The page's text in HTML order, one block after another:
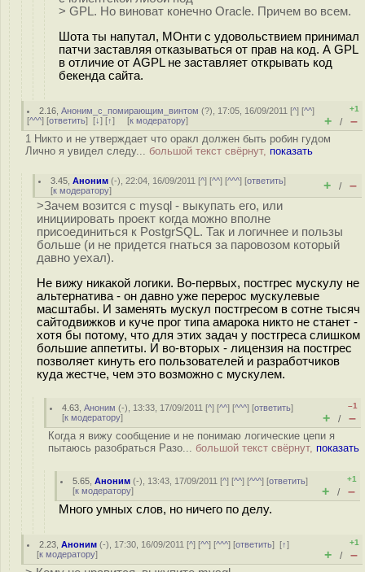
> GPL. Но виноват конечно Oracle. Причем во всем.
Шота ты напутал, МОнти с удовольствием принимал
патчи заставляя отказываться от прав на код. А GPL
в отличие от AGPL не заставляет открывать код
бекенда сайта.
2.16 ,Аноним_с_помирающим_винтом (?), 17:05, 16/09/2011 [^] [^^]
[^^^] [ответить] [↓] [↑] [к модератору]
+1
+ / –
1 Никто и не утверждает что оракл должен быть робин гудом
Лично я увидел следу... большой текст свёрнут, показать
3.45 ,Аноним (-), 22:04, 16/09/2011 [^] [^^] [^^^] [ответить]
[к модератору] + / –
>Зачем возится с mysql - выкупать его, или
инициировать проект когда можно вполне
присоединиться к PostgrSQL. Так и логичнее и пользы
больше (и не придется гнаться за паровозом который
давно уехал).
Не вижу никакой логики. Во-первых, постгрес мускулу не
альтернатива - он давно уже перерос мускулевые
масштабы. И заменять мускул постгресом в сотне тысяч
сайтодвижков и куче прог типа амарока никто не станет -
хотя бы потому, что для этих задач у постгреса слишком
большие аппетиты. И во-вторых - лицензия на постгрес
позволяет кинуть его пользователей и разработчиков
куда жестче, чем это возможно с мускулем.
4.63 ,Аноним (-), 13:33, 17/09/2011 [^] [^^] [^^^] [ответить]
[к модератору]
–1
+ / –
Когда я вижу сообщение и не понимаю логические цепи я
пытаюсь разобраться Разо... большой текст свёрнут, показать
5.65 ,Аноним (-), 13:43, 17/09/2011 [^] [^^] [^^^] [ответить]
[к модератору]
+1
+ / –
Много умных слов, но ничего по делу.
2.23 ,Аноним (-), 17:30, 16/09/2011 [^] [^^] [^^^] [ответить][↑]
[к модератору]
+1
+ / –